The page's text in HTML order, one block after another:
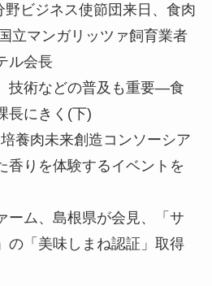
野ビジネス使節団来日、食肉
立マンガリッツァ飼育業者
ル会長
技術などの普及も重要—食
長にきく(下)
養肉未来創造コンソーシア
香りを体験するイベントを
ーム、島根県が会見、「サ
「美味しまね認証」取得